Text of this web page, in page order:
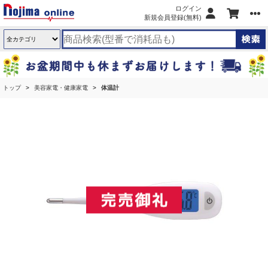
ログイン
新規会員登録(無料)
トップ 美容家電・健康家電 体温計